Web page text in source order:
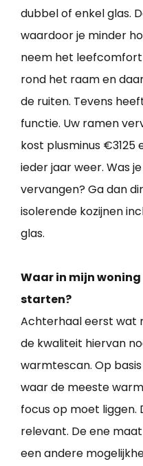
dubbel of enkel glas.
waardoor je minder
neem het
rond het raam en
de ruiten. Tevens
functie. Uw ramen
kost plusminus
ieder jaar weer. Was
vervangen? Ga dan
isolerende kozijnen
glas.
Waar in mijn
starten?
Achterhaal eerst wat
de kwaliteit hiervan
warmtescan. Op
waar de meeste
focus op moet liggen.
relevant. De ene
een andere